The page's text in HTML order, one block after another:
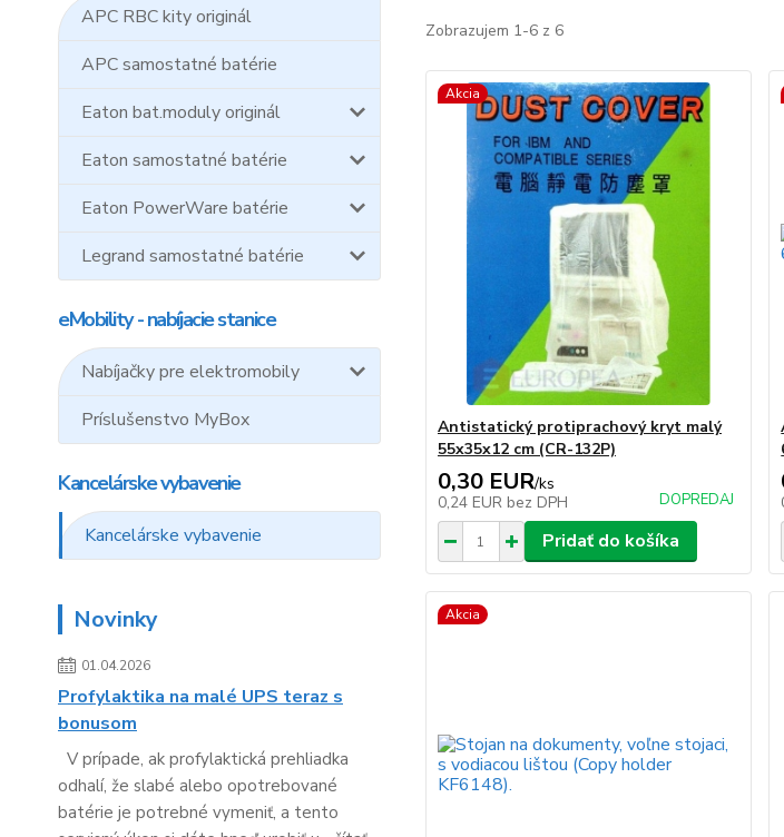
APC RBC kity originál
APC samostatné batérie
Eaton bat.moduly originál
Eaton samostatné batérie
Eaton PowerWare batérie
Legrand samostatné batérie
eMobility - nabíjacie stanice
Nabíjačky pre elektromobily
Príslušenstvo MyBox
Kancelárske vybavenie
Kancelárske vybavenie
Novinky
01.04.2026
Profylaktika na malé UPS teraz s
bonusom
V prípade, ak profylaktická prehliadka
odhalí, že slabé alebo opotrebované
batérie je potrebné vymeniť, a tento
Zobrazujem 1-6 z 6
Akcia
Antistatický protiprachový kryt malý
55x35x12 cm (CR-132P)
0,30 EUR/ks
0,24 EUR bez DPH DOPREDAJ
Pridať do košíka
Akcia